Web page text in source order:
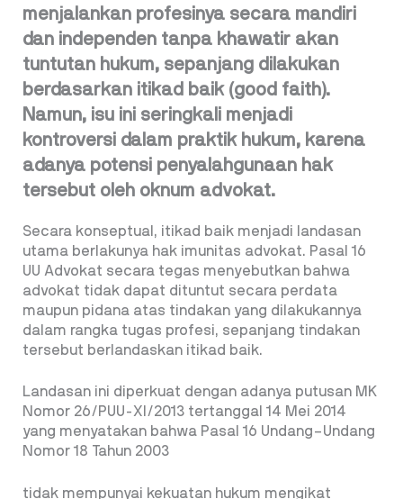
menjalankan profesinya secara mandiri
dan independen tanpa khawatir akan
tuntutan hukum, sepanjang dilakukan
berdasarkan itikad baik (good faith).
Namun, isu ini seringkali menjadi
kontroversi dalam praktik hukum, karena
adanya potensi penyalahgunaan hak
tersebut oleh oknum advokat.
Secara konseptual, itikad baik menjadi landasan
utama berlakunya hak imunitas advokat. Pasal 16
UU Advokat secara tegas menyebutkan bahwa
advokat tidak dapat dituntut secara perdata
maupun pidana atas tindakan yang dilakukannya
dalam rangka tugas profesi, sepanjang tindakan
tersebut berlandaskan itikad baik.
Landasan ini diperkuat dengan adanya putusan MK
Nomor 26/PUU-XI/2013 tertanggal 14 Mei 2014
yang menyatakan bahwa Pasal 16 Undang–Undang
Nomor 18 Tahun 2003
tidak mempunyai kekuatan hukum mengikat